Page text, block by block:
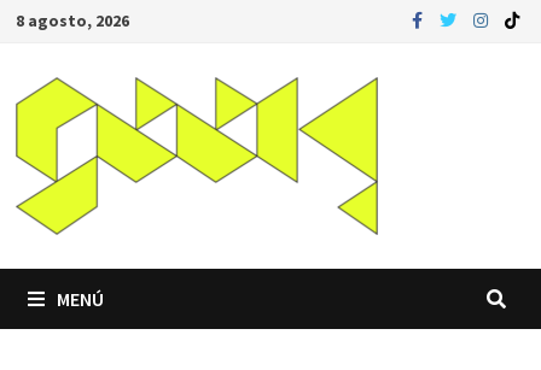
Saltar
contenido
8 agosto, 2026
MENÚ